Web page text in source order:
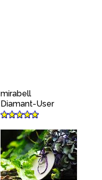
mirabell
Diamant-User